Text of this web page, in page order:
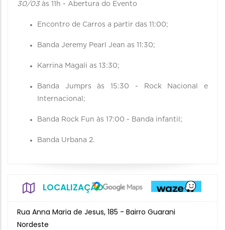
30/03às 11h - Abertura do Evento
Encontro de Carros a partir das 11:00;
Banda Jeremy Pearl Jean as 11:30;
Karrina Magali as 13:30;
Banda Jumprs às 15:30 - Rock Nacional e
Internacional;
Banda Rock Fun às 17:00 - Banda infantil;
Banda Urbana 2.
LOCALIZAÇÃO
Rua Anna Maria de Jesus, 185 - Bairro Guarani
Nordeste